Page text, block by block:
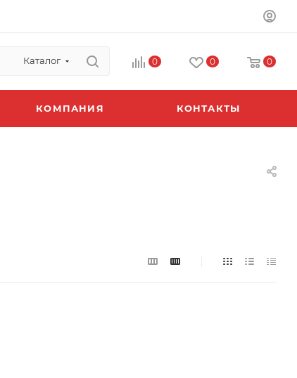
Каталог 0 0 0
КОМПАНИЯ КОНТАКТЫ